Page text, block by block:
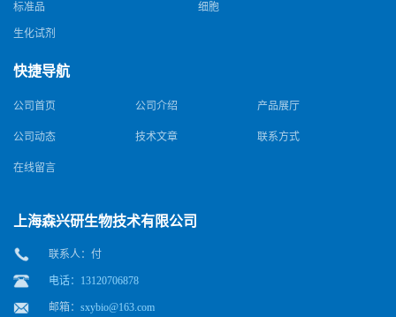
标准品 细胞
生化试剂
快捷导航
公司首页 公司介绍 产品展厅
公司动态 技术文章 联系方式
在线留言
上海森兴研生物技术有限公司
联系人：付
电话：13120706878
邮箱： sxybio@163.com